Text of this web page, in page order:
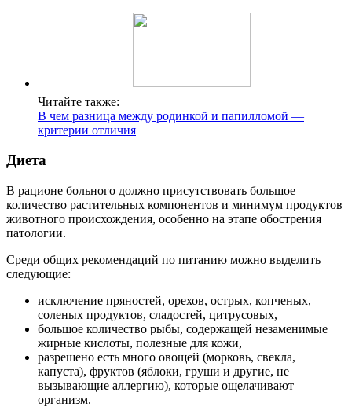
Читайте также:
В чем разница между родинкой и папилломой —
критерии отличия
Диета
В рационе больного должно присутствовать большое
количество растительных компонентов и минимум продуктов
животного происхождения, особенно на этапе обострения
патологии.
Среди общих рекомендаций по питанию можно выделить
следующие:
исключение пряностей, орехов, острых, копченых,
соленых продуктов, сладостей, цитрусовых,
большое количество рыбы, содержащей незаменимые
жирные кислоты, полезные для кожи,
разрешено есть много овощей (морковь, свекла,
капуста), фруктов (яблоки, груши и другие, не
вызывающие аллергию), которые ощелачивают
организм.